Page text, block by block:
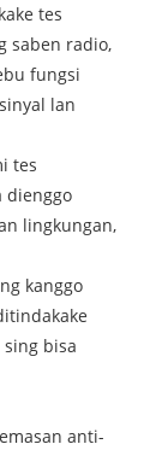
tes
saben radio,
fungsi
lan
tes
dienggo
lingkungan,
kanggo
bisa
anti-